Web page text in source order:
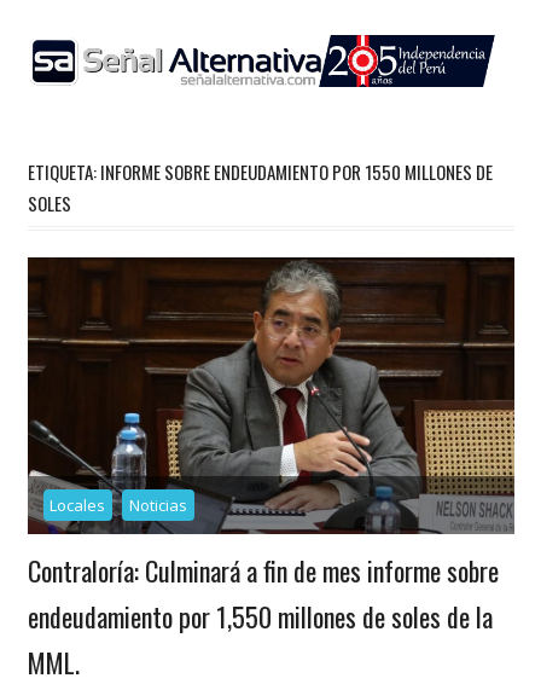
content
ETIQUETA:INFORME SOBRE ENDEUDAMIENTO POR 1550 MILLONES DE
SOLES
Locales Noticias
Contraloría: Culminará a fin de mes informe sobre
endeudamiento por 1,550 millones de soles de la
MML.